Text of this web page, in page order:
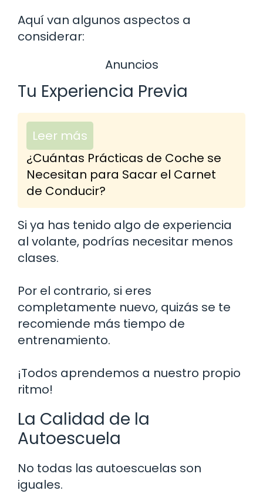
Aquí van algunos aspectos a
considerar:
Anuncios
Tu Experiencia Previa
Leer más
¿Cuántas Prácticas de Coche se
Necesitan para Sacar el Carnet
de Conducir?
Si ya has tenido algo de experiencia
al volante, podrías necesitar menos
clases.
Por el contrario, si eres
completamente nuevo, quizás se te
recomiende más tiempo de
entrenamiento.
¡Todos aprendemos a nuestro propio
ritmo!
La Calidad de la
Autoescuela
No todas las autoescuelas son
iguales.